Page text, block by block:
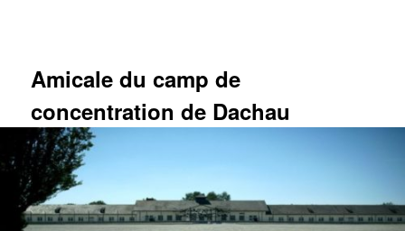
Amicale du camp de
concentration de Dachau